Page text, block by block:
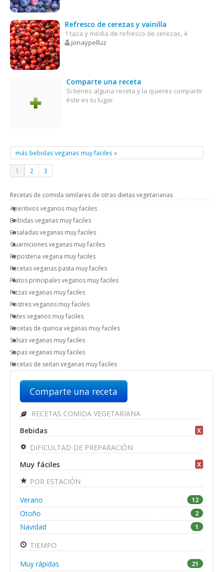
Refresco de cerezas y vainilla
1 taza y media de refresco de cerezas, 4
jonaypelluz
Comparte una receta
Si tienes alguna receta y la quieres compartir
éste es tu lugar
más bebidas veganas muy faciles »
1 2 3
Recetas de comida similares de otras dietas vegetarianas
Aperitivos veganos muy faciles
Bebidas veganas muy faciles
Ensaladas veganas muy faciles
Guarniciones veganas muy faciles
Reposteria vegana muy faciles
Recetas veganas pasta muy faciles
Platos principales veganos muy faciles
Pizzas veganas muy faciles
Postres veganos muy faciles
Pates veganos muy faciles
Recetas de quinoa veganas muy faciles
Salsas veganas muy faciles
Sopas veganas muy faciles
Recetas de seitan veganas muy faciles
Comparte una receta
RECETAS COMIDA VEGETARIANA
Bebidas
X
DIFICULTAD DE PREPARACIÓN
Muy fáciles
X
POR ESTACIÓN
Verano
12
Otoño 2
Navidad 1
TIEMPO
Muy rápidas
21